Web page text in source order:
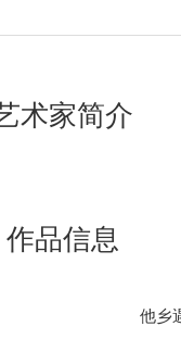
术家简介
作品信息
他乡